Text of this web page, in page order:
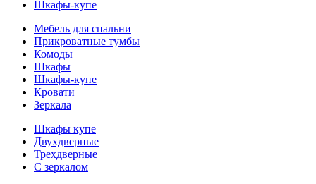
Шкафы-купе
Мебель для спальни
Прикроватные тумбы
Комоды
Шкафы
Шкафы-купе
Кровати
Зеркала
Шкафы купе
Двухдверные
Трехдверные
С зеркалом